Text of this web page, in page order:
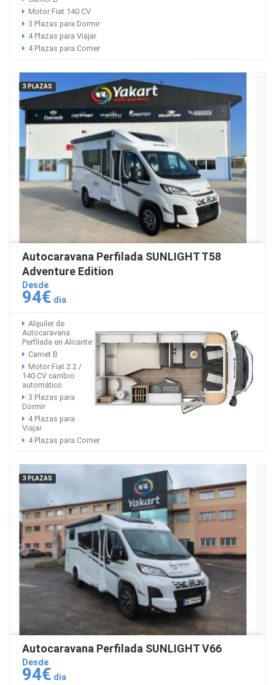
Motor Fiat 140 CV
3 Plazas para Dormir
4 Plazas para Viajar
4 Plazas para Comer
3 PLAZAS
Autocaravana Perfilada SUNLIGHT T58
Adventure Edition
Desde
94€ dia
Alquiler de
Autocaravana
Perfilada en Alicante
Carnet B
Motor Fiat 2.2 /
140 CV cambio
automático
3 Plazas para
Dormir
4 Plazas para
Viajar
4 Plazas para Comer
3 PLAZAS
Autocaravana Perfilada SUNLIGHT V66
Desde
94€ dia